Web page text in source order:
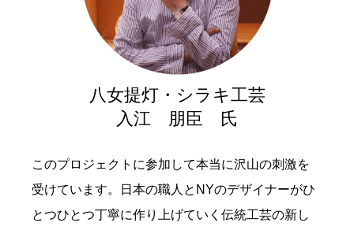
八女提灯・シラキ工芸
入江 朋臣 氏
このプロジェクトに参加して本当に沢山の刺激を
受けています。日本の職人とNYのデザイナーがひ
とつひとつ丁寧に作り上げていく伝統工芸の新し